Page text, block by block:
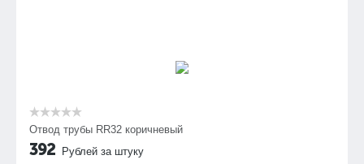
Отвод трубы RR32 коричневый
392 Рублей за штуку